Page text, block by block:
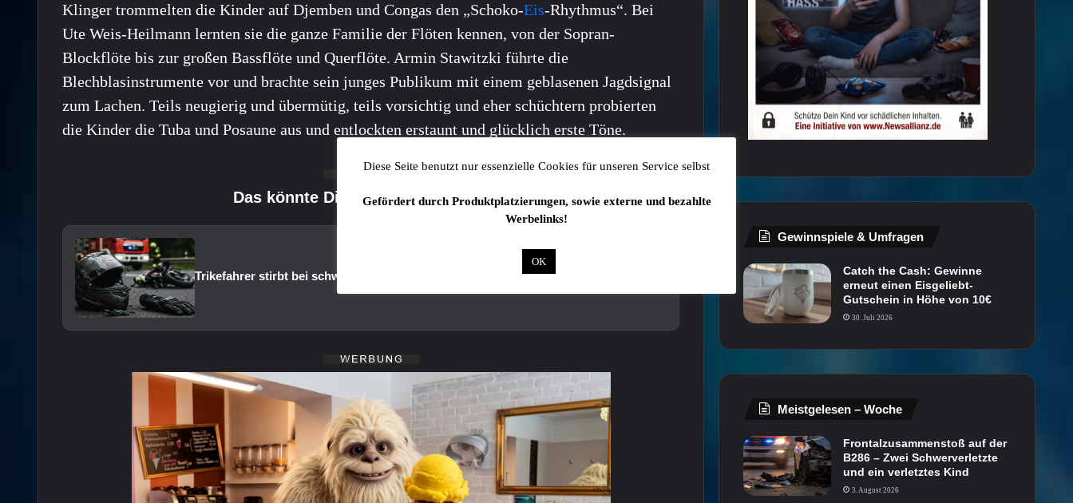
Klinger trommelten die Kinder auf Djemben und Congas den „Schoko-Eis-Rhythmus“. Bei
Ute Weis-Heilmann lernten sie die ganze Familie der Flöten kennen, von der Sopran-
Blockflöte bis zur großen Bassflöte und Querflöte. Armin Stawitzki führte die
Blechblasinstrumente vor und brachte sein junges Publikum mit einem geblasenen Jagdsignal
zum Lachen. Teils neugierig und übermütig, teils vorsichtig und eher schüchtern probierten
die Kinder die Tuba und Posaune aus und entlockten erstaunt und glücklich erste Töne.
Das könnte Dich auch interessieren:
Trikefahrer stirbt bei schwerem Verkehrsunfall auf der B303
Gewinnspiele & Umfragen
Catch the Cash: Gewinne
erneut einen Eisgeliebt-
Gutschein in Höhe von 10€
30. Juli 2026
Meistgelesen – Woche
Frontalzusammenstoß auf der
B286 – Zwei Schwerverletzte
und ein verletztes Kind
3. August 2026
Diese Seite benutzt nur essenzielle Cookies für unseren Service selbst
Gefördert durch Produktplatzierungen, sowie externe und bezahlte
Werbelinks!
OK